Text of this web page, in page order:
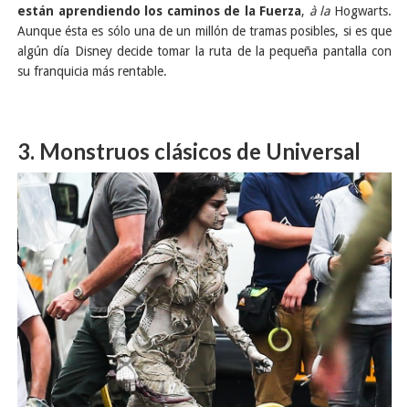
están aprendiendo los caminos de la Fuerza, à la Hogwarts.
Aunque ésta es sólo una de un millón de tramas posibles, si es que
algún día Disney decide tomar la ruta de la pequeña pantalla con
su franquicia más rentable.
3. Monstruos clásicos de Universal